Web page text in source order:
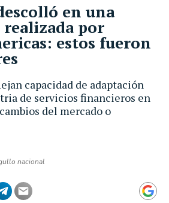
capacidad de adaptación
de servicios financieros en
del mercado o
nacional
en una
por
estos fueron